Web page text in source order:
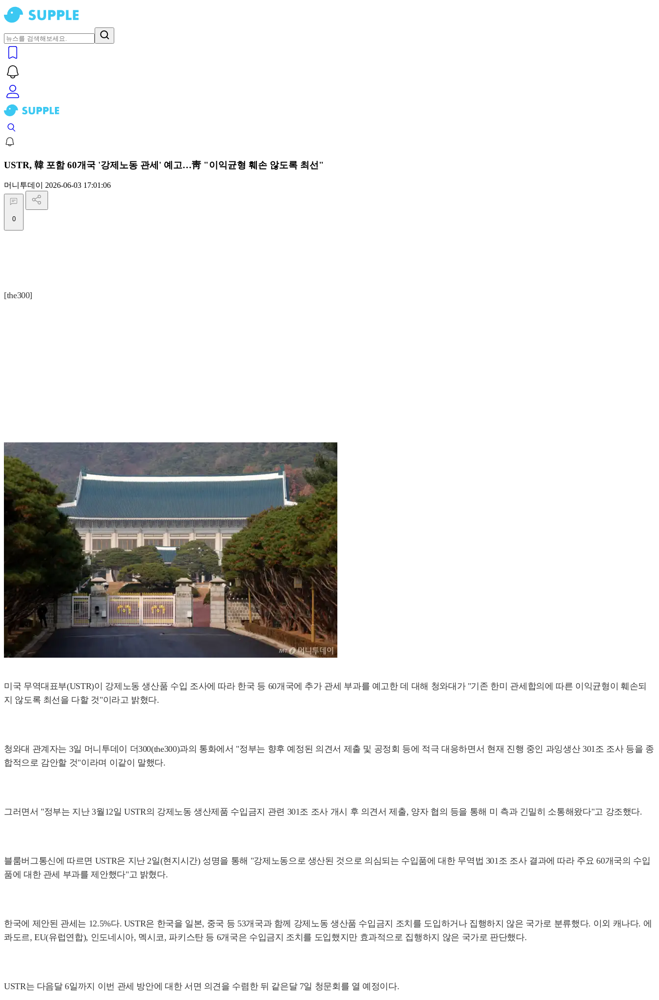
USTR, 韓 포함 60개국 '강제노동 관세' 예고…靑 "이익균형 훼손 않도록 최선"
머니투데이 2026-06-03 17:01:06
0
[the300]
미국 무역대표부(USTR)이 강제노동 생산품 수입 조사에 따라 한국 등 60개국에 추가 관세 부과를 예고한 데 대해 청와대가 "기존 한미 관세합의에 따른 이익균형이 훼손되
지 않도록 최선을 다할 것"이라고 밝혔다.
청와대 관계자는 3일 머니투데이 더300(the300)과의 통화에서 "정부는 향후 예정된 의견서 제출 및 공정회 등에 적극 대응하면서 현재 진행 중인 과잉생산 301조 조사 등을 종
합적으로 감안할 것"이라며 이같이 말했다.
그러면서 "정부는 지난 3월12일 USTR의 강제노동 생산제품 수입금지 관련 301조 조사 개시 후 의견서 제출, 양자 협의 등을 통해 미 측과 긴밀히 소통해왔다"고 강조했다.
블룸버그통신에 따르면 USTR은 지난 2일(현지시간) 성명을 통해 "강제노동으로 생산된 것으로 의심되는 수입품에 대한 무역법 301조 조사 결과에 따라 주요 60개국의 수입
품에 대한 관세 부과를 제안했다"고 밝혔다.
한국에 제안된 관세는 12.5%다. USTR은 한국을 일본, 중국 등 53개국과 함께 강제노동 생산품 수입금지 조치를 도입하거나 집행하지 않은 국가로 분류했다. 이외 캐나다. 에
콰도르, EU(유럽연합), 인도네시아, 멕시코, 파키스탄 등 6개국은 수입금지 조치를 도입했지만 효과적으로 집행하지 않은 국가로 판단했다.
USTR는 다음달 6일까지 이번 관세 방안에 대한 서면 의견을 수렴한 뒤 같은달 7일 청문회를 열 예정이다.